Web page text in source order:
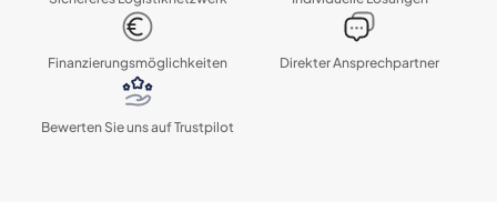
Finanzierungs­möglichkeiten Direkter Ansprechpartner
Bewerten Sie uns auf Trustpilot